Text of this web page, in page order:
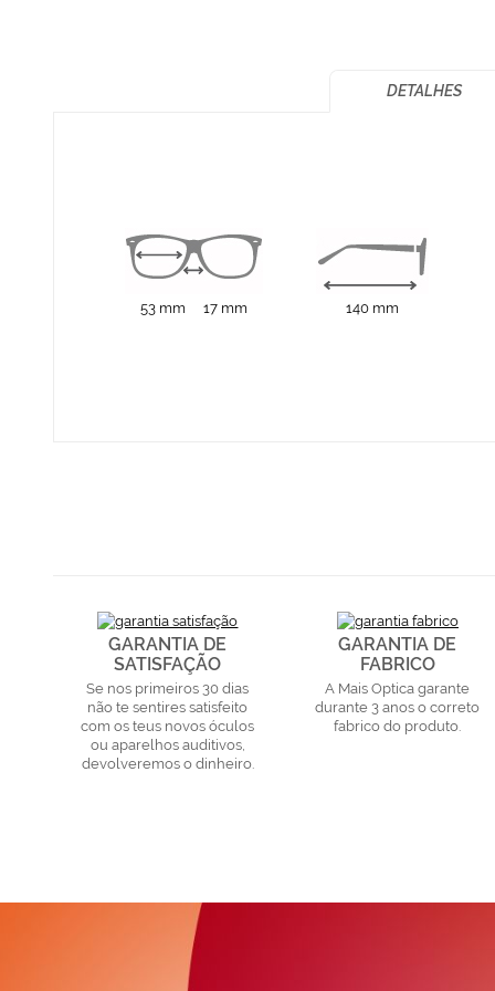
DETALHES
53 mm 17 mm 140 mm
GARANTIA DE
SATISFAÇÃO
Se nos primeiros 30 dias
não te sentires satisfeito
com os teus novos óculos
ou aparelhos auditivos,
devolveremos o dinheiro.
GARANTIA DE
FABRICO
A Mais Optica garante
durante 3 anos o correto
fabrico do produto.